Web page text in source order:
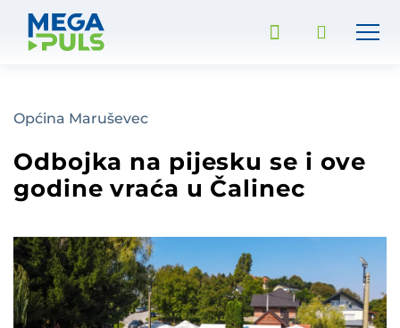
Općina Maruševec
Odbojka na pijesku se i ove
godine vraća u Čalinec